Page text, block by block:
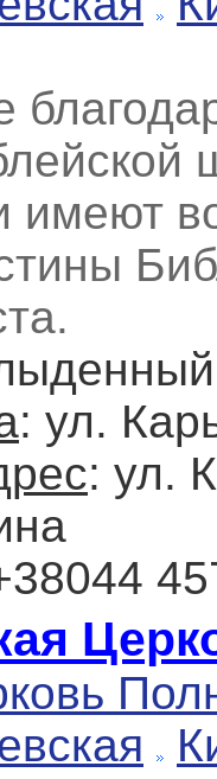
имеют
: ул.
: ул.